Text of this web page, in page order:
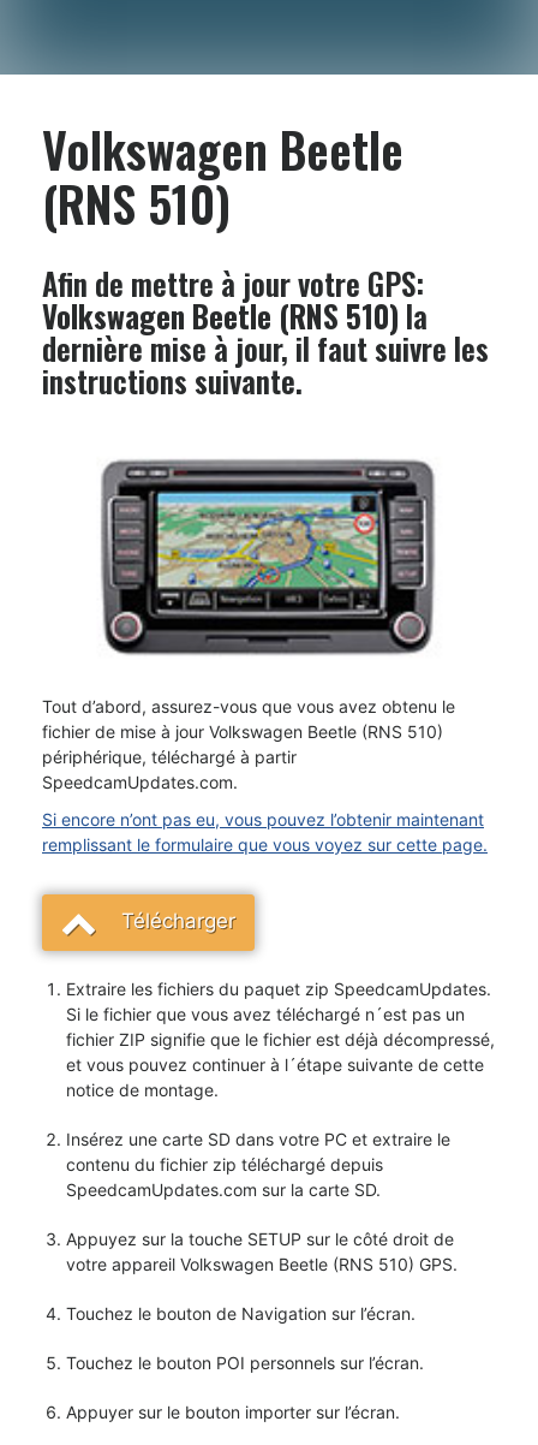
Volkswagen Beetle
(RNS 510)
Afin de mettre à jour votre GPS:
Volkswagen Beetle (RNS 510) la
dernière mise à jour, il faut suivre les
instructions suivante.
Tout d’abord, assurez-vous que vous avez obtenu le
fichier de mise à jour Volkswagen Beetle (RNS 510)
périphérique, téléchargé à partir
SpeedcamUpdates.com.
Si encore n’ont pas eu, vous pouvez l’obtenir maintenant
remplissant le formulaire que vous voyez sur cette page.
Télécharger
Extraire les fichiers du paquet zip SpeedcamUpdates.
Si le fichier que vous avez téléchargé n´est pas un
fichier ZIP signifie que le fichier est déjà décompressé,
et vous pouvez continuer à l´étape suivante de cette
notice de montage.
Insérez une carte SD dans votre PC et extraire le
contenu du fichier zip téléchargé depuis
SpeedcamUpdates.com sur la carte SD.
Appuyez sur la touche SETUP sur le côté droit de
votre appareil Volkswagen Beetle (RNS 510) GPS.
Touchez le bouton de Navigation sur l’écran.
Touchez le bouton POI personnels sur l’écran.
Appuyer sur le bouton importer sur l’écran.